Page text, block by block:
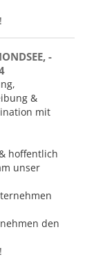
!
-
&
mit
hoffentlich
unser
den
!